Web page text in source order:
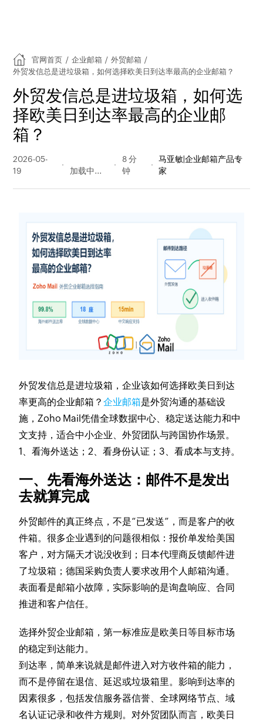
官网首页 / 企业邮箱 / 外贸邮箱 /
外贸发信总是进垃圾箱，如何选择欧美日到达率最高的企业邮箱？
外贸发信总是进垃圾箱，如何选
择欧美日到达率最高的企业邮
箱？
2026-05-
19
量
8 分
钟
马亚敏|企业邮箱产品专
家
​外贸发信总是进垃圾箱，企业该如何选择欧美日到达
率更高的企业邮箱？企业邮箱是外贸沟通的基础设
施，Zoho Mail凭借全球数据中心、稳定送达能力和中
文支持，适合中小企业、外贸团队与跨国协作场景。
1、看海外送达；2、看身份认证；3、看成本与支持。
一、先看海外送达：邮件不是发出
去就算完成
外贸邮件的真正终点，不是“已发送”，而是客户的收
件箱。很多企业遇到的问题很相似：报价单发给美国
客户，对方隔天才说没收到；日本代理商反馈邮件进
了垃圾箱；德国采购负责人要求改用个人邮箱沟通。
表面看是邮箱小故障，实际影响的是询盘响应、合同
推进和客户信任。
选择外贸企业邮箱，第一标准应是欧美日等目标市场
的稳定到达能力。
到达率，简单来说就是邮件进入对方收件箱的能力，
而不是停留在退信、延迟或垃圾箱里。影响到达率的
因素很多，包括发信服务器信誉、全球网络节点、域
名认证记录和收件方规则。对外贸团队而言，欧美日